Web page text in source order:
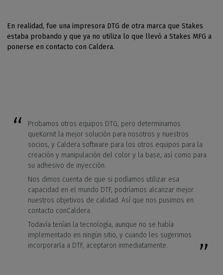
En realidad, fue una impresora DTG de otra marca que Stakes
estaba probando y que ya no utiliza lo que llevó a Stakes MFG a
ponerse en contacto con Caldera.
Probamos otros equipos DTG, pero determinamos
queKornit la mejor solución para nosotros y nuestros
socios, y Caldera software para los otros equipos para la
creación y manipulación del color y la base, así como para
su adhesivo de inyección.
Nos dimos cuenta de que si podíamos utilizar esa
capacidad en el mundo DTF, podríamos alcanzar mejor
nuestros objetivos de calidad. Así que nos pusimos en
contacto conCaldera.
Todavía tenían la tecnología, aunque no se había
implementado en ningún sitio, y cuando les sugerimos
incorporarla a DTF, aceptaron inmediatamente.